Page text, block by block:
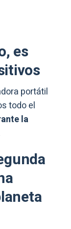
es
portátil
todo el
la